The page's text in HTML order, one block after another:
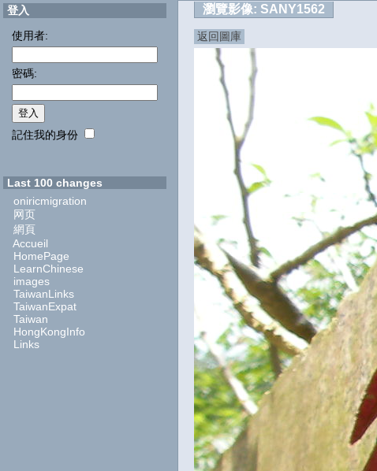
登入
使用者:
密碼:
記住我的身份
Last 100 changes
oniricmigration
网页
網頁
Accueil
HomePage
LearnChinese
images
TaiwanLinks
TaiwanExpat
Taiwan
HongKongInfo
Links
瀏覽影像: SANY1562
返回圖庫